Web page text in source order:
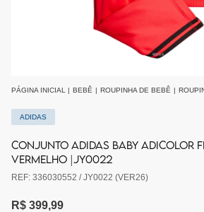
PÁGINA INICIAL | BEBÊ | ROUPINHA DE BEBÊ |
ADIDAS
CONJUNTO ADIDAS BABY ADICOLOR
VERMELHO |JY0022
REF: 336030552 / JY0022 (VER26)
R$ 399,99